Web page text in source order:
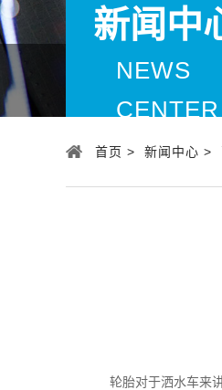
新闻中
NEWS
CENTER
首页 > 新闻中心 >
轮胎对于洒水车来